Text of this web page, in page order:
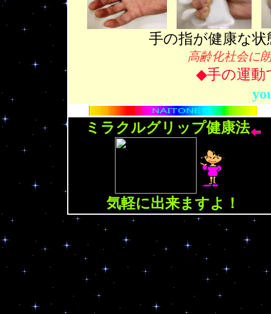
手の指が健康な
高齢化社会に
◆手の運
ミラクルグリップ健康法
気軽に出来ますよ！